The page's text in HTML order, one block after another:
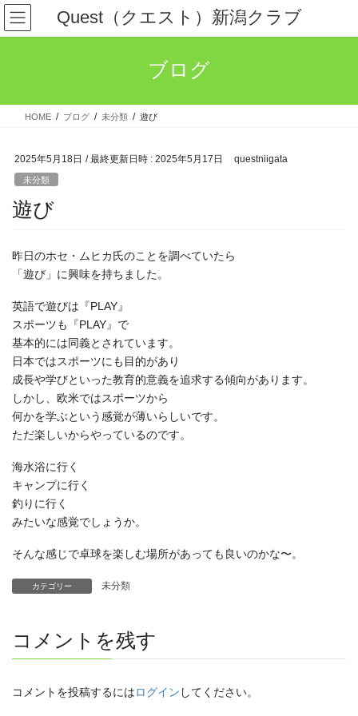
コ
ン
テ
ス
ナ
ビ
ゲ
ン
Quest（クエスト）新潟クラブ
ブログ
HOME ブログ 未分類 遊び
2025年5月18日 / 最終更新日時 : 2025年5月17日 questniigata
未分類
遊び
昨日のホセ・ムヒカ氏のことを調べていたら
「遊び」に興味を持ちました。
英語で遊びは『PLAY』
スポーツも『PLAY』で
基本的には同義とされています。
日本ではスポーツにも目的があり
成長や学びといった教育的意義を追求する傾向があります。
しかし、欧米ではスポーツから
何かを学ぶという感覚が薄いらしいです。
ただ楽しいからやっているのです。
海水浴に行く
キャンプに行く
釣りに行く
みたいな感覚でしょうか。
そんな感じで卓球を楽しむ場所があっても良いのかな〜。
カテゴリー 未分類
コメントを残す
コメントを投稿するにはログイン してください。